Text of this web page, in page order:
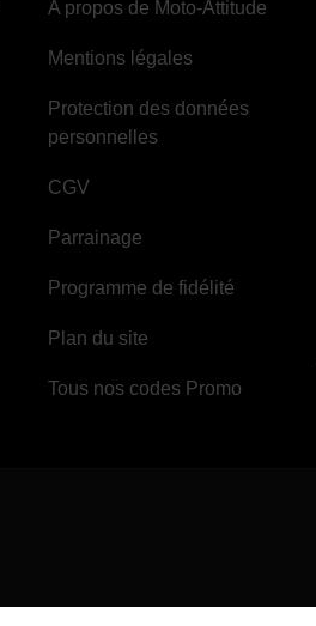
A propos de Moto-Attitude
Mentions légales
Protection des données
personnelles
CGV
Parrainage
Programme de fidélité
Plan du site
Tous nos codes Promo